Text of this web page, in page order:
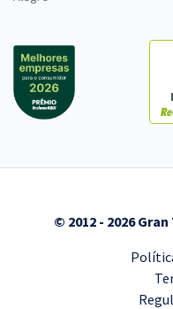
© 2012 - 2026